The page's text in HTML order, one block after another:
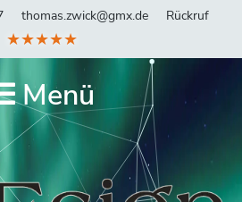
thomas.zwick@gmx.de Rückruf
★★★★★
Menü